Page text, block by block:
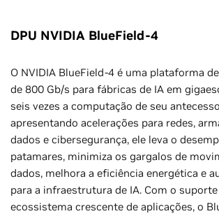
DPU NVIDIA BlueField-4
O NVIDIA BlueField-4 é uma plataforma
de 800 Gb/s para fábricas de IA em
seis vezes a computação de seu
apresentando acelerações para redes,
dados e cibersegurança, ele leva o
patamares, minimiza os gargalos de
dados, melhora a eficiência energética e
para a infraestrutura de IA. Com o
ecossistema crescente de aplicações, o